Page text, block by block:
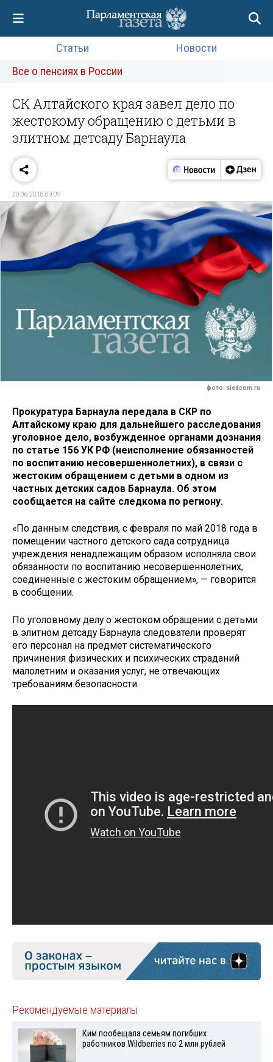
Статьи
Новости
Все о пенсиях в России
СК Алтайского края завел дело по
жестокому обращению с детьми в
элитном детсаду Барнаула
20.06.2018 09:09
фото: sledcom.ru
Прокуратура Барнаула передала в СКР по
Алтайскому краю для дальнейшего расследования
уголовное дело, возбужденное органами дознания
по статье 156 УК РФ (неисполнение обязанностей
по воспитанию несовершеннолетних), в связи с
жестоким обращением с детьми в одном из
частных детских садов Барнаула. Об этом
сообщается на сайте следкома по региону.
«По данным следствия, с февраля по май 2018 года в
помещении частного детского сада сотрудница
учреждения ненадлежащим образом исполняла свои
обязанности по воспитанию несовершеннолетних,
соединенные с жестоким обращением», — говорится
в сообщении.
По уголовному делу о жестоком обращении с детьми
в элитном детсаду Барнаула следователи проверят
его персонал на предмет систематического
причинения физических и психических страданий
малолетним и оказания услуг, не отвечающих
требованиям безопасности.
Рекомендуемые материалы
Ким пообещала семьям погибших
работников Wildberries по 2 млн рублей